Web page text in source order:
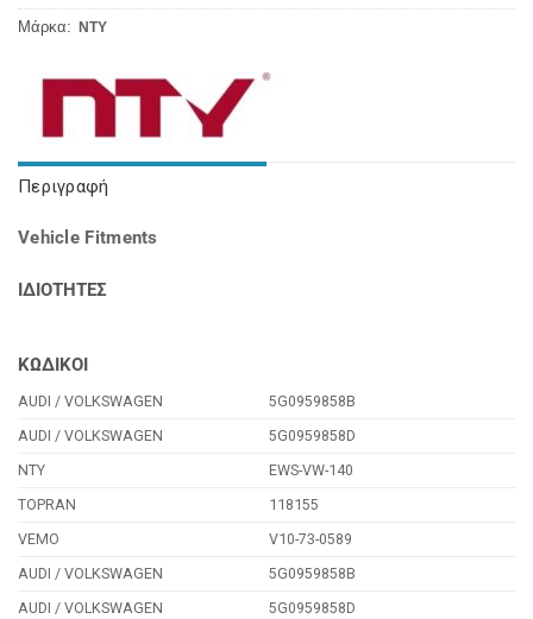
Μάρκα: NTY
Περιγραφή
Vehicle Fitments
ΙΔΙΟΤΗΤΕΣ
ΚΩΔΙΚΟΙ
AUDI / VOLKSWAGEN
5G0959858B
AUDI / VOLKSWAGEN
5G0959858D
NTY
EWS-VW-140
TOPRAN
118155
VEMO
V10-73-0589
AUDI / VOLKSWAGEN
5G0959858B
AUDI / VOLKSWAGEN
5G0959858D